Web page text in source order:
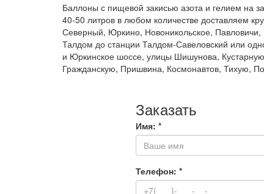
Баллоны с пищевой закисью азота и гелием на
40-50 литров в любом количестве доставляем
Северный, Юркино, Новоникольское, Павловичи,
Талдом до станции Талдом-Савеловский или
и Юркинское шоссе, улицы Шишунова,
Гражданскую, Пришвина, Космонавтов, Тихую,
Заказать
Имя: *
Телефон: *